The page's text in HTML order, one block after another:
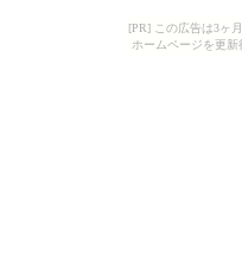
[PR] この広告は3ヶ
ホームページを更